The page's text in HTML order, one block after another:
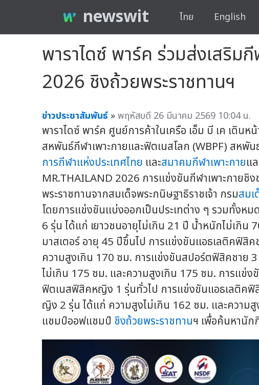
newswit ไทย English
พาราไดซ์ พาร์ค ร่วมส่งเสริม
2026 ชิงถ้วยพระราชทานฯ
ข่าวประชาสัมพันธ์ »พฤหัสบดี 26 มีนาคม 2569 10:04 น.
พาราไดซ์ พาร์ค ศูนย์การค้าในเครือ เอ็ม บี เค เดิ
สหพันธ์กีฬาเพาะกายและฟิตเนสโลก (WBPF) สหพัน
การกีฬาแห่งประเทศไทย และสมาคมกีฬาเพาะกายแ
MR.THAILAND 2026 การแข่งขันกีฬาเพาะกายชิง
พระราชทานจากสมเด็จพระกนิษฐาธิราชเจ้า กรมสมเ
โดยการแข่งขันแบ่งออกเป็นประเทต่าง ๆ รวมทั้งห
6 รุ่น ได้แก่ เยาวชนอายุไม่เกิน 21 ปี น้ำหนักไม่เกิ
มาสเตอร์ อายุ 45 ปีขึ้นไป การแข่งขันแอธเลติคฟิสิ
ความสูงเกิน 170 ซม. การแข่งขันสปอร์ตฟิสิคชาย
ไม่เกิน 175 ซม. และความสูงเกิน 175 ซม. การแข่
ฟิตเนสฟิสิคหญิง 1 รุ่นทั่วไป การแข่งขันแอธเลติค
ญิง 2 รุ่น ได้แก่ ความสูงไม่เกิน 162 ซม. และควา
แชมป์ออฟแชมป์ ชิงถ้วยพระราชทานฯ เพื่อค้นหานัก